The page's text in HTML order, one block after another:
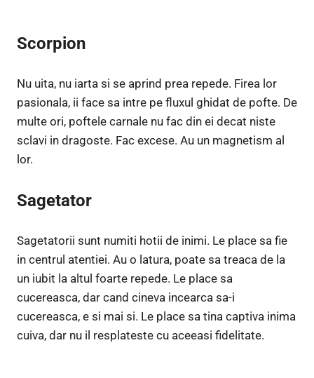
Scorpion
Nu uita, nu iarta si se aprind prea repede. Firea lor
pasionala, ii face sa intre pe fluxul ghidat de pofte. De
multe ori, poftele carnale nu fac din ei decat niste
sclavi in dragoste. Fac excese. Au un magnetism al
lor.
Sagetator
Sagetatorii sunt numiti hotii de inimi. Le place sa fie
in centrul atentiei. Au o latura, poate sa treaca de la
un iubit la altul foarte repede. Le place sa
cucereasca, dar cand cineva incearca sa-i
cucereasca, e si mai si. Le place sa tina captiva inima
cuiva, dar nu il resplateste cu aceeasi fidelitate.